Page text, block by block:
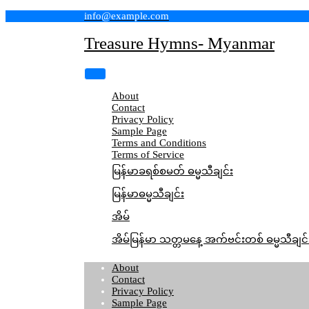
info@example.com
Treasure Hymns- Myanmar
About
Contact
Privacy Policy
Sample Page
Terms and Conditions
Terms of Service
မြန်မာခရစ်စမတ် ဓမ္မသီချင်း
မြန်မာဓမ္မသီချင်း
အိမ်
အိမ်မြန်မာ သတ္တမနေ့ အက်ဗင်းတစ် ဓမ္မသီချင်
About
Contact
Privacy Policy
Sample Page